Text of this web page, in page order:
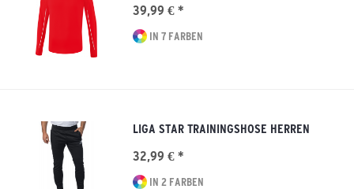
39,99 € *
IN 7 FARBEN
LIGA STAR TRAININGSHOSE HERREN
32,99 € *
IN 2 FARBEN